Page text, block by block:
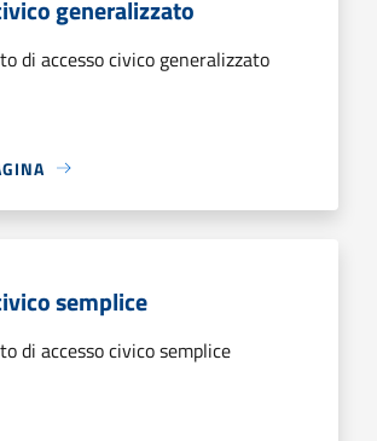
generalizzato
di accesso civico generalizzato
semplice
di accesso civico semplice